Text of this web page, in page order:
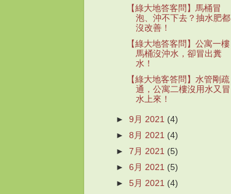
【綠大地答客問】馬桶冒
泡、沖不下去？抽水肥都
沒改善！
【綠大地答客問】公寓一樓
馬桶沒沖水，卻冒出糞
水！
【綠大地客答問】水管剛疏
通，公寓二樓沒用水又冒
水上來！
►9月 2021 (4)
►8月 2021 (4)
►7月 2021 (5)
►6月 2021 (5)
►5月 2021 (4)